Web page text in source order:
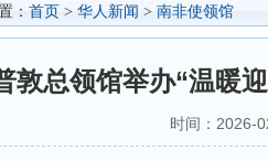
： 首页 > 华人新闻 > 南非使领馆
敦总领馆举办“温暖
时间：2026-